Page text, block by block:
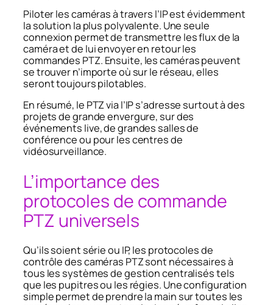
Piloter les caméras à travers l’IP est évidemment
la solution la plus polyvalente. Une seule
connexion permet de transmettre les flux de la
caméra et de lui envoyer en retour les
commandes PTZ. Ensuite, les caméras peuvent
se trouver n’importe où sur le réseau, elles
seront toujours pilotables.
En résumé, le PTZ via l’IP s’adresse surtout à des
projets de grande envergure, sur des
événements live, de grandes salles de
conférence ou pour les centres de
vidéosurveillance.
L’importance des
protocoles de commande
PTZ universels
Qu’ils soient série ou IP, les protocoles de
contrôle des caméras PTZ sont nécessaires à
tous les systèmes de gestion centralisés tels
que les pupitres ou les régies. Une configuration
simple permet de prendre la main sur toutes les